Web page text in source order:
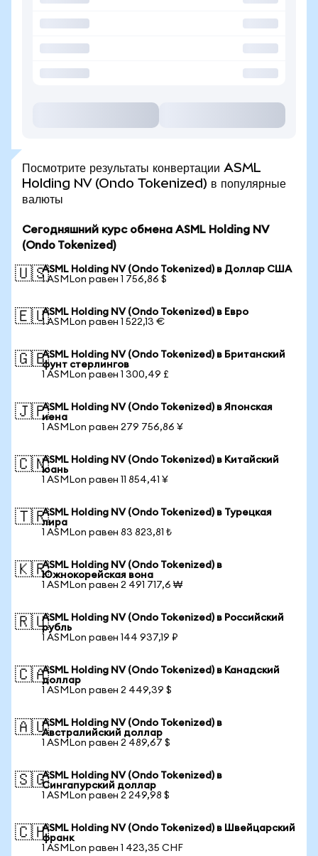
Посмотрите результаты конвертации ASML
Holding NV (Ondo Tokenized) в популярные
валюты
Сегодняшний курс обмена ASML Holding NV
(Ondo Tokenized)
🇺🇸ASML Holding NV (Ondo Tokenized) в Доллар США
1 ASMLon равен 1 756,86 $
🇪🇺ASML Holding NV (Ondo Tokenized) в Евро
1 ASMLon равен 1 522,13 €
🇬🇧ASML Holding NV (Ondo Tokenized) в Британский
фунт стерлингов
1 ASMLon равен 1 300,49 £
🇯🇵ASML Holding NV (Ondo Tokenized) в Японская
иена
1 ASMLon равен 279 756,86 ¥
🇨🇳ASML Holding NV (Ondo Tokenized) в Китайский
юань
1 ASMLon равен 11 854,41 ¥
🇹🇷ASML Holding NV (Ondo Tokenized) в Турецкая
лира
1 ASMLon равен 83 823,81 ₺
🇰🇷ASML Holding NV (Ondo Tokenized) в
Южнокорейская вона
1 ASMLon равен 2 491 717,6 ₩
🇷🇺ASML Holding NV (Ondo Tokenized) в Российский
рубль
1 ASMLon равен 144 937,19 ₽
🇨🇦ASML Holding NV (Ondo Tokenized) в Канадский
доллар
1 ASMLon равен 2 449,39 $
🇦🇺ASML Holding NV (Ondo Tokenized) в
Австралийский доллар
1 ASMLon равен 2 489,67 $
🇸🇬ASML Holding NV (Ondo Tokenized) в
Сингапурский доллар
1 ASMLon равен 2 249,98 $
🇨🇭ASML Holding NV (Ondo Tokenized) в Швейцарский
франк
1 ASMLon равен 1 423,35 CHF